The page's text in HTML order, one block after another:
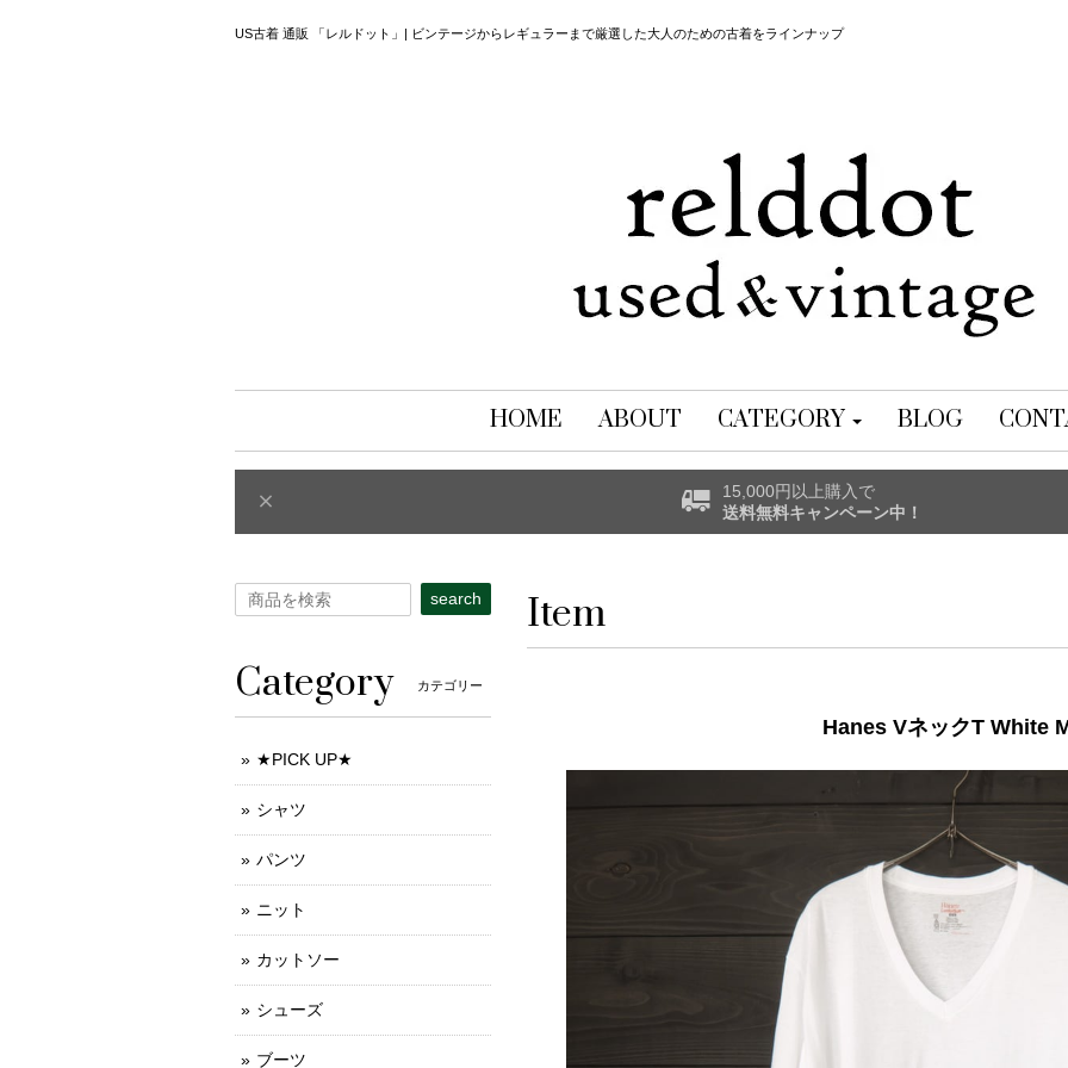
US古着 通販 「レルドット」| ビンテージからレギュラーまで厳選した大人のための古着をラインナップ
HOME ABOUT CATEGORY BLOG
15,000円以上購入で
送料無料キャンペーン中！
Item
Hanes VネックT White
search
Category カテゴリー
★PICK UP★
シャツ
パンツ
ニット
カットソー
シューズ
ブーツ